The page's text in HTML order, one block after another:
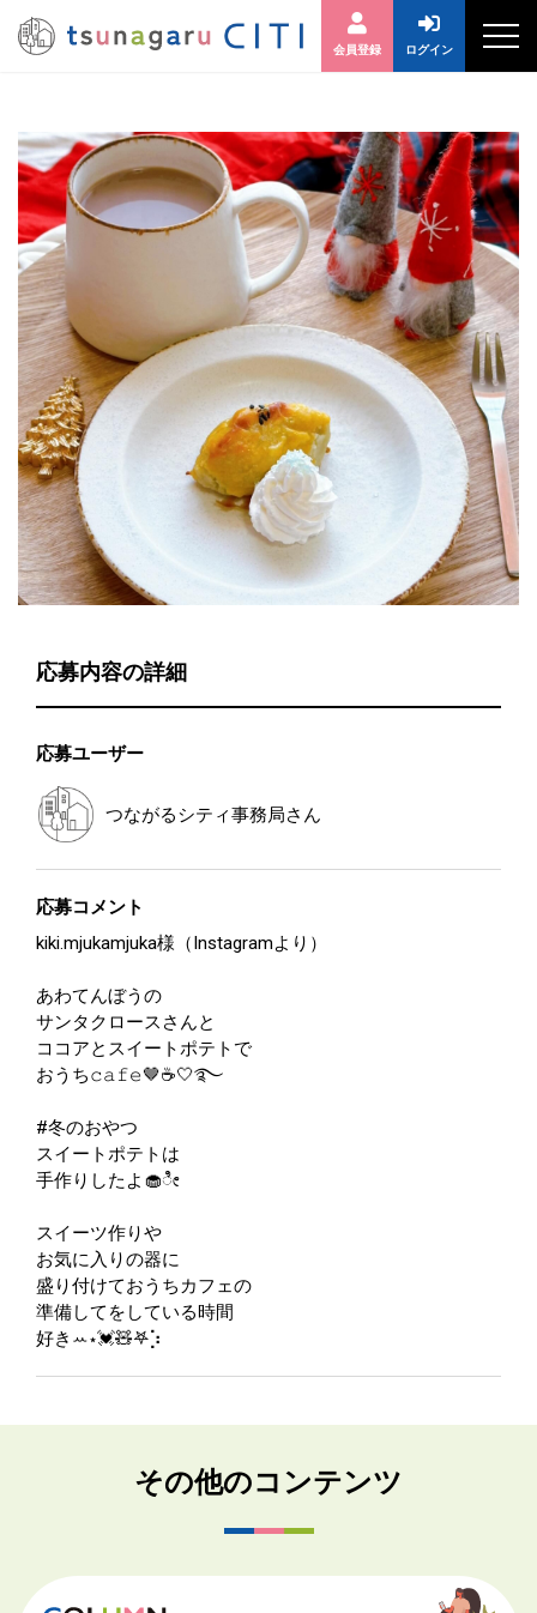
会員登録 ログイン
応募内容の詳細
応募ユーザー
つながるシティ事務局さん
応募コメント
kiki.mjukamjuka様（Instagramより）
あわてんぼうの
サンタクロースさんと
ココアとスイートポテトで
おうち𝚌𝚊𝚏𝚎🤎☕️🤍࿐
#冬のおやつ
スイートポテトは
手作りしたよ🧁ೀ
スイーツ作りや
お気に入りの器に
盛り付けておうちカフェの
準備してをしている時間
好きꕀ⋆💓🧸𖤐⡱
その他のコンテンツ